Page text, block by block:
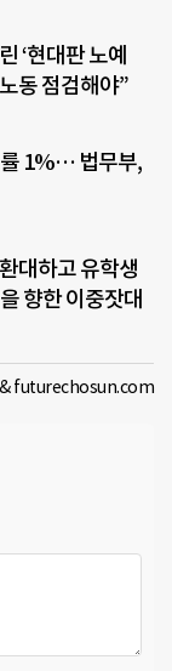
‘현대판 노예
동 점검해야”
1%… 법무부,
대하고 유학생
향한 이중잣대
futurechosun.com